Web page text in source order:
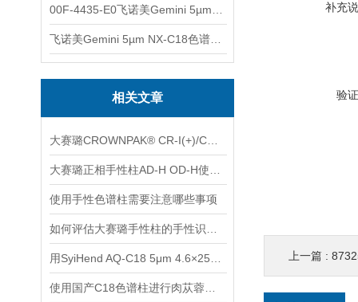
相关文章
使用手性色谱柱需要注意哪些事项
补充
验
上一篇 :